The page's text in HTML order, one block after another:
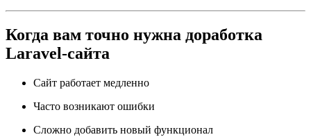
Когда вам точно нужна доработка
Laravel-сайта
Сайт работает медленно
Часто возникают ошибки
Сложно добавить новый функционал